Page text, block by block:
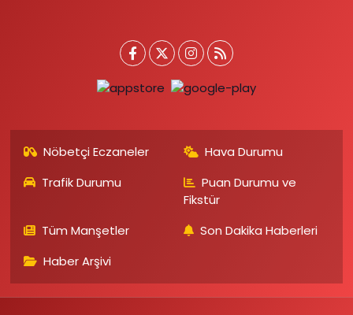
Nöbetçi Eczaneler
Hava Durumu
Trafik Durumu
Puan Durumu ve
Fikstür
Tüm Manşetler
Son Dakika Haberleri
Haber Arşivi